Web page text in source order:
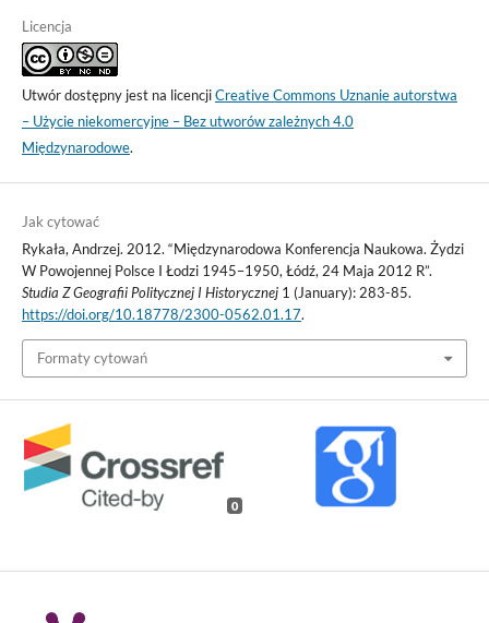
Licencja
Utwór dostępny jest na licencjiCreative Commons Uznanie autorstwa
– Użycie niekomercyjne – Bez utworów zależnych 4.0
Międzynarodowe.
Jak cytować
Rykała, Andrzej. 2012. “Międzynarodowa Konferencja Naukowa. Żydzi
W Powojennej Polsce I Łodzi 1945–1950, Łódź, 24 Maja 2012 R”.
Studia Z Geografii Politycznej I Historycznej1 (January): 283-85.
https://doi.org/10.18778/2300-0562.01.17.
Formaty cytowań
0